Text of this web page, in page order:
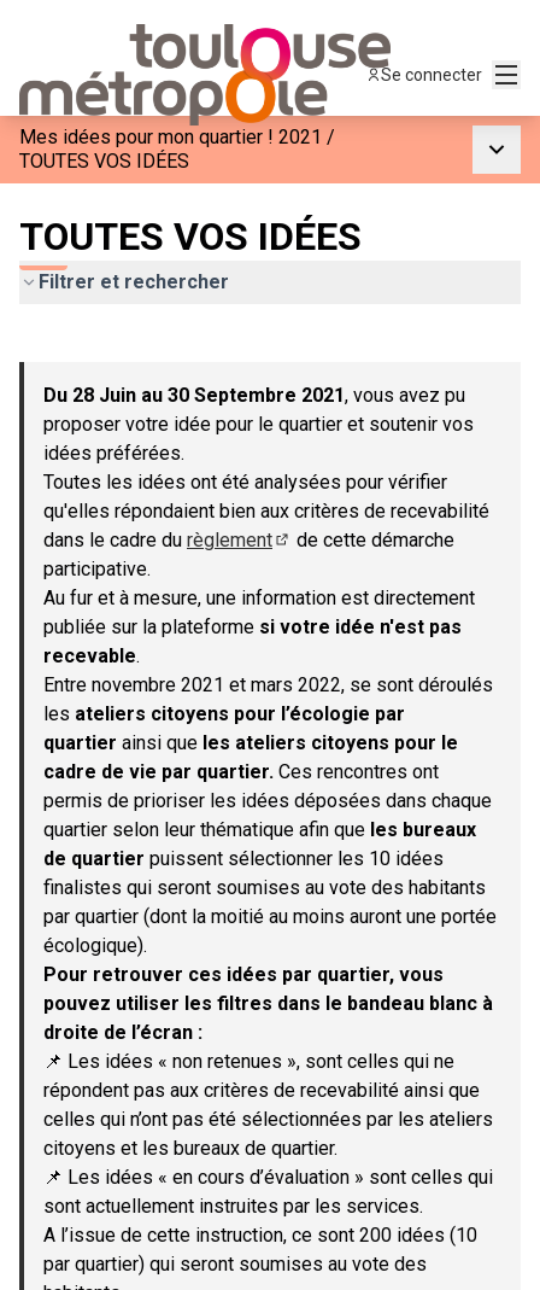
Se connecter
Mes idées pour mon quartier ! 2021 /
TOUTES VOS IDÉES
TOUTES VOS IDÉES
Filtrer et rechercher
−
Du 28 Juin au 30 Septembre 2021, vous avez pu
proposer votre idée pour le quartier et soutenir vos
idées préférées.
Toutes les idées ont été analysées pour vérifier
qu'elles répondaient bien aux critères de recevabilité
dans le cadre du règlement
de cette démarche
participative.
Au fur et à mesure, une information est directement
publiée sur la plateforme si votre idée n'est pas
recevable.
Entre novembre 2021 et mars 2022, se sont déroulés
les ateliers citoyens pour l’écologie par
quartier ainsi que les ateliers citoyens pour le
cadre de vie par quartier. Ces rencontres ont
permis de prioriser les idées déposées dans chaque
quartier selon leur thématique afin que les bureaux
de quartier puissent sélectionner les 10 idées
finalistes qui seront soumises au vote des habitants
par quartier (dont la moitié au moins auront une portée
écologique).
Pour retrouver ces idées par quartier, vous
pouvez utiliser les filtres dans le bandeau blanc à
droite de l’écran :
📌 Les idées « non retenues », sont celles qui ne
répondent pas aux critères de recevabilité ainsi que
celles qui n’ont pas été sélectionnées par les ateliers
citoyens et les bureaux de quartier.
📌 Les idées « en cours d’évaluation » sont celles qui
sont actuellement instruites par les services.
A l’issue de cette instruction, ce sont 200 idées (10
par quartier) qui seront soumises au vote des